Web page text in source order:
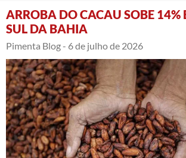
ARROBA DO CACAU SOBE 14%
SUL DA BAHIA
Pimenta Blog - 6 de julho de 2026